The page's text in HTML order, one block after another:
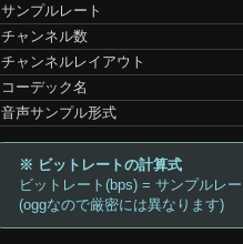
サンプルレート
チャンネル数
チャンネルレイアウト
コーデック名
音声サンプル形式
※ ビットレートの計算式
ビットレート(bps) = サンプルレ
(oggなので厳密には異なります)